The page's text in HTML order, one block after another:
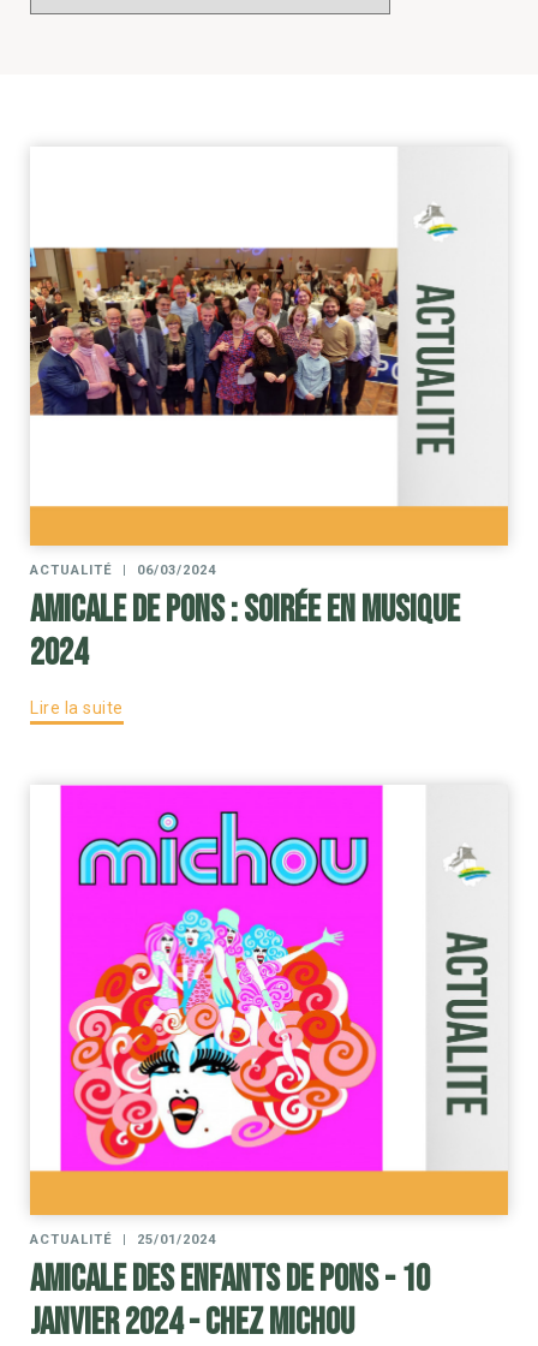
ACTUALITÉ | 06/03/2024
Amicale de Pons : Soirée en musique
2024
Lire la suite
ACTUALITÉ | 25/01/2024
Amicale des Enfants de PONS - 10
JANVIER 2024 - Chez Michou